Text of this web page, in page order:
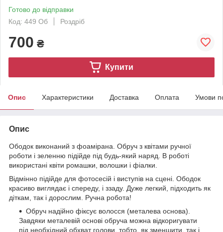
Готово до відправки
Код: 449 Об
Роздріб
700 ₴
Купити
Опис Характеристики Доставка Оплата Умови
Опис
Ободок виконаний з фоамірана. Обруч з квітами ручної
роботи і зеленню підійде під будь-який наряд. В роботі
використані квіти ромашки, волошки і фіалки.
Відмінно підійде для фотосесій і виступів на сцені. Ободок
красиво виглядає і спереду, і ззаду. Дуже легкий, підходить як
діткам, так і дорослим. Ручна робота!
Обруч надійно фіксує волосся (металева основа).
Завдяки металевій основі обруча можна відкоригувати
під необхідний обхват голови, тобто. як зменшити, так і